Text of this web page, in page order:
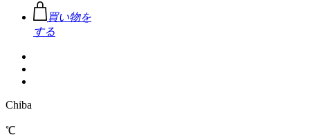
買い物を
する
Chiba
℃